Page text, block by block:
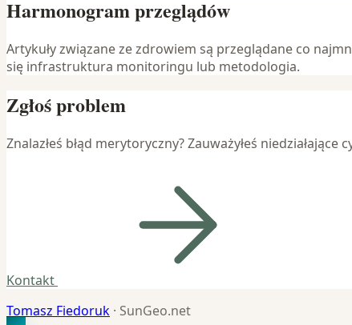
Harmonogram przeglądów
Artykuły związane ze zdrowiem są przeglądane co
się infrastruktura monitoringu lub metodologia.
Zgłoś problem
Znalazłeś błąd merytoryczny? Zauważyłeś
Kontakt
Tomasz Fiedoruk · SunGeo.net